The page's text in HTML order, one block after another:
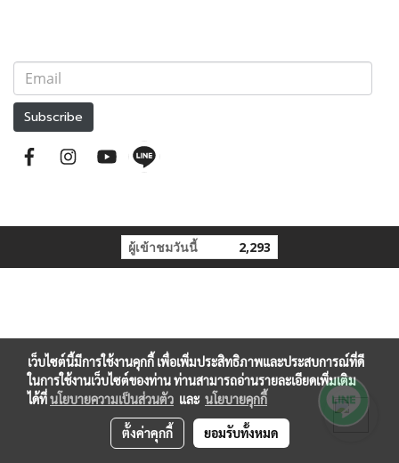
Subscribe
ผู้เข้าชมวันนี้ 2,293
เว็บไซต์นี้มีการใช้งานคุกกี้ เพื่อเพิ่มประสิทธิภาพและประสบการณ์ที่ดี
ในการใช้งานเว็บไซต์ของท่าน ท่านสามารถอ่านรายละเอียดเพิ่มเติม
ได้ที่นโยบายความเป็นส่วนตัว และ นโยบายคุกกี้
ตั้งค่าคุกกี้ ยอมรับทั้งหมด